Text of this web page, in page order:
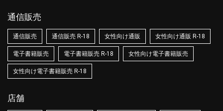
通信販売
通信販売 通信販売 R-18 女性向け通販 女性向け通販 R-18
電子書籍販売 電子書籍販売 R-18 女性向け電子書籍販売
女性向け電子書籍販売 R-18
店舗